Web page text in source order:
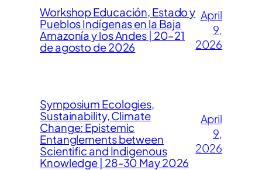
Workshop Educación, Estado y
Pueblos Indígenas en la Baja
Amazonía y los Andes | 20–21
de agosto de 2026
April
9,
2026
Symposium Ecologies,
Sustainability, Climate
Change: Epistemic
Entanglements between
Scientific and Indigenous
Knowledge | 28-30 May 2026
April
9,
2026